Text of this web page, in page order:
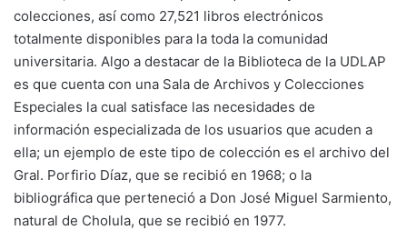
colecciones, así como 27,521 libros electrónicos
totalmente disponibles para la toda la comunidad
universitaria. Algo a destacar de la Biblioteca de la UDLAP
es que cuenta con una Sala de Archivos y Colecciones
Especiales la cual satisface las necesidades de
información especializada de los usuarios que acuden a
ella; un ejemplo de este tipo de colección es el archivo del
Gral. Porfirio Díaz, que se recibió en 1968; o la
bibliográfica que perteneció a Don José Miguel Sarmiento,
natural de Cholula, que se recibió en 1977.